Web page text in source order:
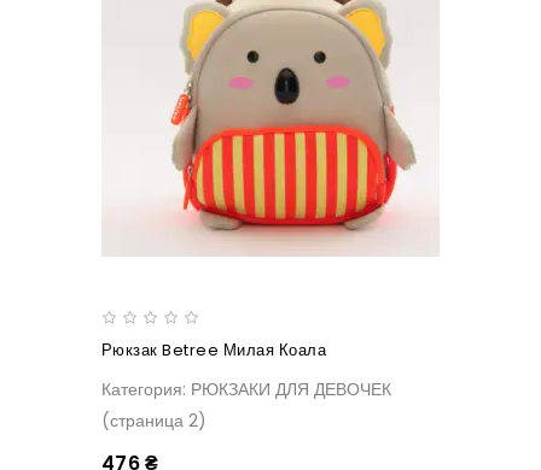
Рюкзак Betree Милая Коала
Категория: РЮКЗАКИ ДЛЯ ДЕВОЧЕК
(страница 2)
476 ₴